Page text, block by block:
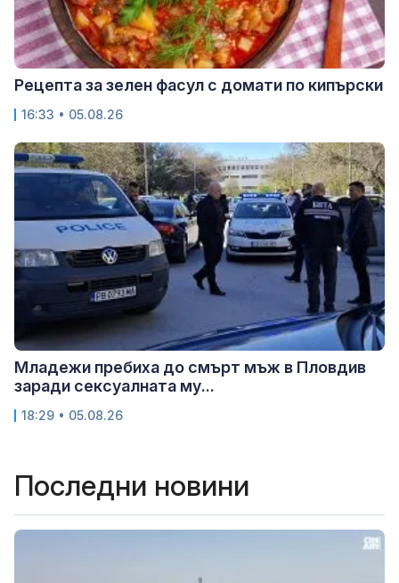
Рецепта за зелен фасул с домати по кипърски
16:33 • 05.08.26
Младежи пребиха до смърт мъж в Пловдив
заради сексуалната му...
18:29 • 05.08.26
Последни новини